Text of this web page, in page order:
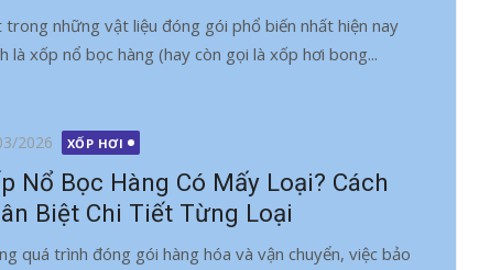
trong những vật liệu đóng gói phổ biến nhất hiện nay
là xốp nổ bọc hàng (hay còn gọi là xốp hơi bong...
2026 XỐP HƠI
Nổ Bọc Hàng Có Mấy Loại? Cách
Biệt Chi Tiết Từng Loại
quá trình đóng gói hàng hóa và vận chuyển, việc bảo